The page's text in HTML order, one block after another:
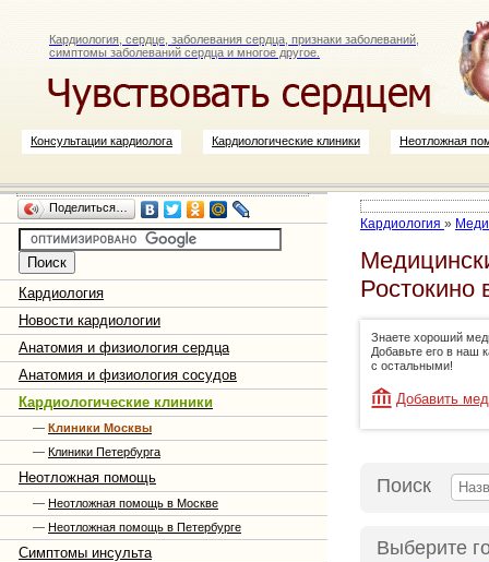
Кардиология, сердце, заболевания сердца, признаки заболеваний,
симптомы заболеваний сердца и многое другое.
Консультации кардиолога Кардиологические клиники Неотложная
Поделиться…
Кардиология
Новости кардиологии
Анатомия и физиология сердца
Анатомия и физиология сосудов
Кардиологические клиники
— Клиники Москвы
— Клиники Петербурга
Неотложная помощь
— Неотложная помощь в Москве
— Неотложная помощь в Петербурге
Симптомы инсульта
Кардиология »
Ростокино
Знаете хороший
Добавьте его в наш
с остальными!
Добавить
Поиск
Выберите